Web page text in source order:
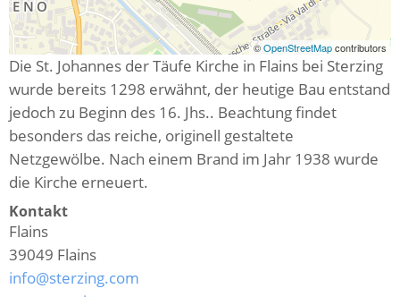
©OpenStreetMapcontributors
Die St. Johannes der Täufe Kirche in Flains bei Sterzing
wurde bereits 1298 erwähnt, der heutige Bau entstand
jedoch zu Beginn des 16. Jhs.. Beachtung findet
besonders das reiche, originell gestaltete
Netzgewölbe. Nach einem Brand im Jahr 1938 wurde
die Kirche erneuert.
Kontakt
Flains
39049 Flains
info@sterzing.com